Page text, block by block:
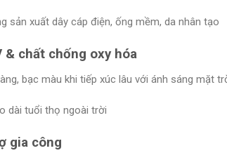
sản xuất dây cáp điện, ống mềm, da nhân tạo
& chất chống oxy hóa
bạc màu khi tiếp xúc lâu với ánh sáng mặt
dài tuổi thọ ngoài trời
gia công